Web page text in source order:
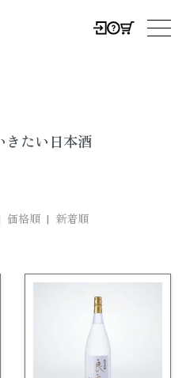
メニ
きたい日本酒
価格順 | 新着順